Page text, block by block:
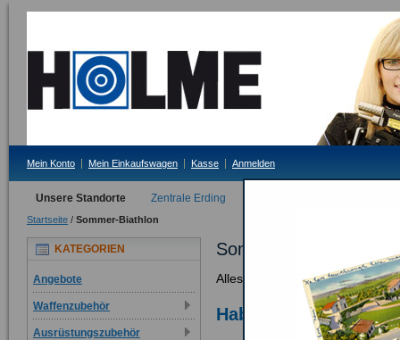
Mein Konto Mein Einkaufswagen Kasse Anmelden
Unsere Standorte Zentrale Erding
Startseite / Sommer-Biathlon
Sommer-Biathlon
Alles fürs Laser und Sommer-
Haben Sie Wünsche?
KATEGORIEN
Angebote
Waffenzubehör
Ausrüstungszubehör